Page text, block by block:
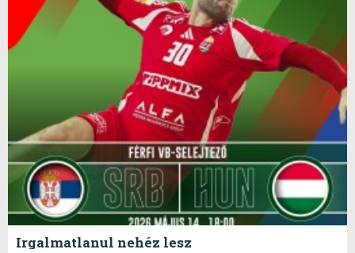
Irgalmatlanul nehéz lesz